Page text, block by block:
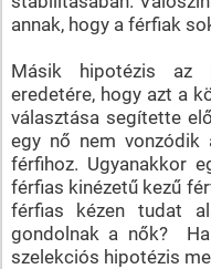
annak, hogy a férfiak
Másik hipotézis az
eredetére, hogy azt a
választása segítette
egy nő nem vonzódik
férfihoz. Ugyanakkor
férfias kinézetű kezű
férfias kézen tudat
gondolnak a nők?
szelekciós hipotézis